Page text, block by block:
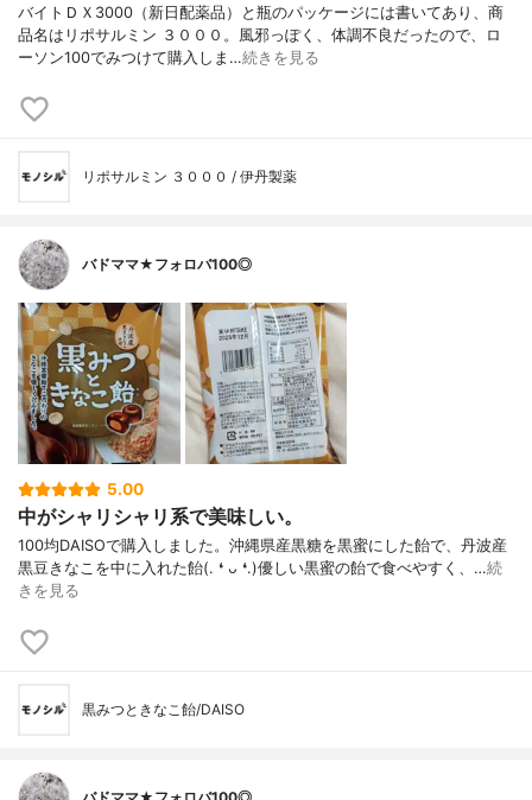
バイトＤＸ3000（新日配薬品）と瓶のパッケージには書いてあり、商
品名はリポサルミン ３０００。風邪っぽく、体調不良だったので、ロ
ーソン100でみつけて購入しま…続きを見る
リポサルミン ３０００ / 伊丹製薬
バドママ★フォロバ100◎
5.00
中がシャリシャリ系で美味しい。
100均DAISOで購入しました。沖縄県産黒糖を黒蜜にした飴で、丹波産
黒豆きなこを中に入れた飴(⁠.⁠ ⁠❛⁠ ⁠ᴗ⁠ ⁠❛⁠.⁠)優しい黒蜜の飴で食べやすく、…続
きを見る
黒みつときなこ飴/DAISO